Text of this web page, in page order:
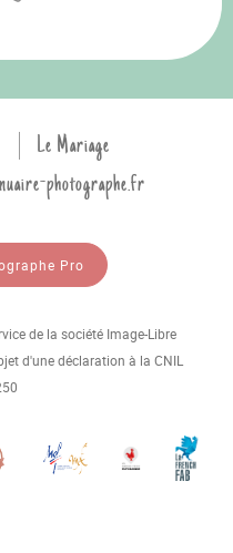
Le Mariage
photographe.fr
Pro
de la société Image-Libre
d'une déclaration à la CNIL